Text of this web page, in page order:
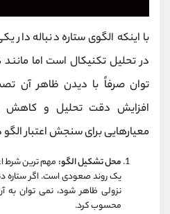
با اینکه الگوی ستاره دنباله دار
در تحلیل تکنیکال است اما مانند
توان صرفاً با دیدن ظاهر آن
افزایش دقت تحلیل و کاهش
معیارهایی برای سنجش اعتبار الگو
محل تشکیل الگو: مهم‌ ترین شرط
یک روند صعودی است. اگر ستاره
نزولی ظاهر شود، نمی‌ توان به
محسوب کرد.